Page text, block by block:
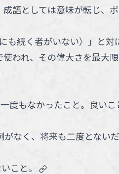
語としては意味が転じ、
も続く者がいない）」と対
われ、その偉大さを最大限
度もなかったこと。良い
がなく、将来も二度とない
こと。
link